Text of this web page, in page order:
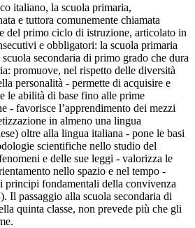
italiano, la scuola primaria,
e tuttora comunemente chiamata
del primo ciclo di istruzione, articolato in
e obbligatori: la scuola primaria
secondaria di primo grado che dura
promuove, nel rispetto delle diversità
personalità - permette di acquisire e
le abilità di base fino alle prime
- favorisce l’apprendimento dei mezzi
in almeno una lingua
oltre alla lingua italiana - pone le basi
scientifiche nello studio del
e delle sue leggi - valorizza le
nello spazio e nel tempo -
principi fondamentali della convivenza
Il passaggio alla scuola secondaria di
quinta classe, non prevede più che gli